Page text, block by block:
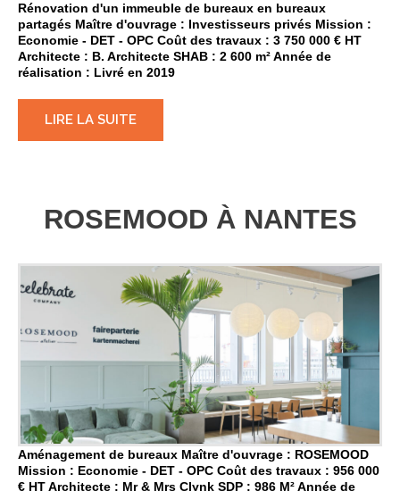
Rénovation d'un immeuble de bureaux en bureaux
partagés Maître d'ouvrage : Investisseurs privés Mission :
Economie - DET - OPC Coût des travaux : 3 750 000 € HT
Architecte : B. Architecte SHAB : 2 600 m² Année de
réalisation : Livré en 2019
LIRE LA SUITE
ROSEMOOD À NANTES
Aménagement de bureaux Maître d'ouvrage : ROSEMOOD
Mission : Economie - DET - OPC Coût des travaux : 956 000
€ HT Architecte : Mr & Mrs Clynk SDP : 986 M² Année de